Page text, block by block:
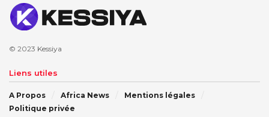
© 2023 Kessiya
Liens utiles
A Propos Africa News
Mentions légales
Politique privée